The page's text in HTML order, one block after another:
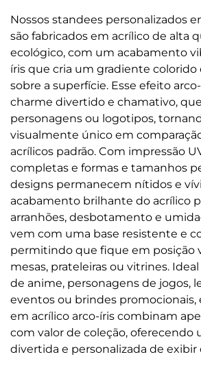
Nossos standees personalizados
são fabricados em acrílico de alta
ecológico, com um acabamento
íris que cria um gradiente colorido
sobre a superfície. Esse efeito
charme divertido e chamativo,
personagens ou logotipos,
visualmente único em
acrílicos padrão. Com impressão
completas e formas e tamanhos
designs permanecem nítidos e
acabamento brilhante do acrílico
arranhões, desbotamento e
vem com uma base resistente e
permitindo que fique em posição
mesas, prateleiras ou vitrines.
de anime, personagens de jogos,
eventos ou brindes promocionais,
em acrílico arco-íris combinam
com valor de coleção, oferecendo
divertida e personalizada de exibir